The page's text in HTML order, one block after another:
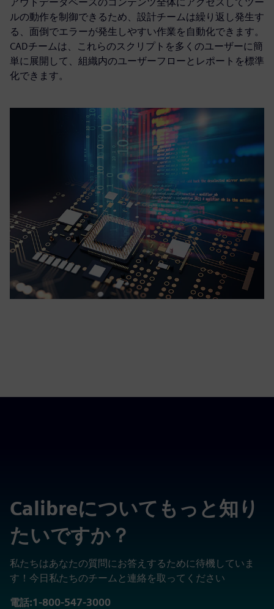
ルの動作を制御できるため、設計チームは繰り返し発生す
る、面倒でエラーが発生しやすい作業を自動化できます。
CADチームは、これらのスクリプトを多くのユーザーに簡
単に展開して、組織内のユーザーフローとレポートを標準
化できます。
Calibreについてもっと知り
たいですか？
私たちはあなたの質問にお答えするために待機していま
す！今日私たちのチームと連絡を取ってください
電話:1-800-547-3000